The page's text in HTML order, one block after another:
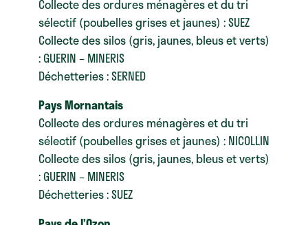
Collecte des ordures ménagères et du tri
sélectif (poubelles grises et jaunes) : SUEZ
Collecte des silos (gris, jaunes, bleus et verts)
: GUERIN – MINERIS
Déchetteries : SERNED
Pays Mornantais
Collecte des ordures ménagères et du tri
sélectif (poubelles grises et jaunes) : NICOLLIN
Collecte des silos (gris, jaunes, bleus et verts)
: GUERIN – MINERIS
Déchetteries : SUEZ